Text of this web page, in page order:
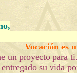
Vocación es
un proyecto para
su vida